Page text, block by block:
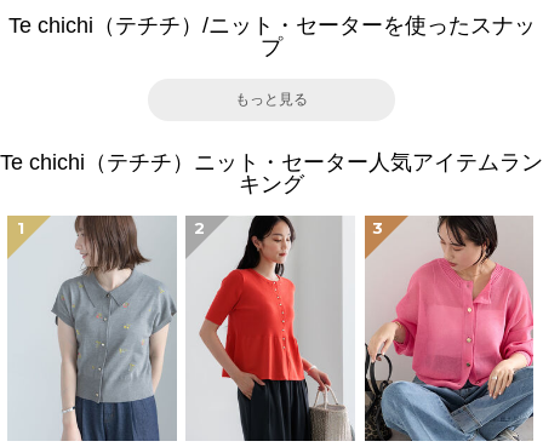
Te chichi（テチチ）/ニット・セーターを使ったスナッ
プ
もっと見る
Te chichi（テチチ）ニット・セーター人気アイテムラン
キング
1 2 3